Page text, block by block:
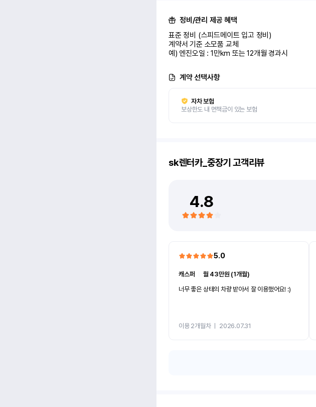
정비/관리 제공 혜택
표준 정비 (스피드메이트 입고 정비)
계약서 기준 소모품 교체
예) 엔진오일 : 1만km 또는 12개월 경과시
계약 선택사항
자차 보험
보상한도 내 면책금이 있는 보험
sk렌터카_중장기 고객리뷰
4.8
5.0
캐스퍼
월 43만원 (1개월)
너무 좋은 상태의 차량 받아서 잘 이용했어요! :)
이용 2개월차ㅣ 2026.07.31